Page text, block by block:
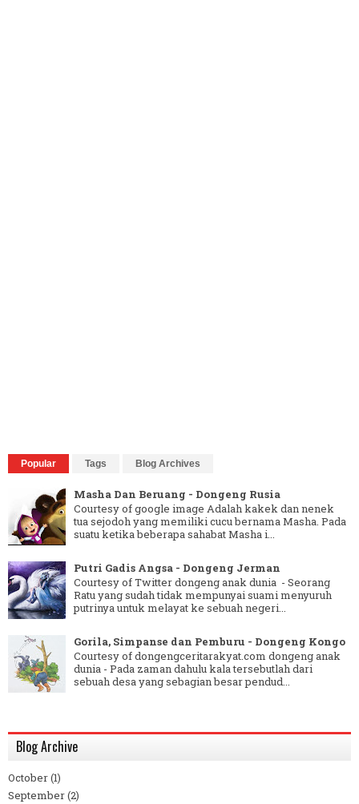
Popular Tags Blog Archives
Masha Dan Beruang - Dongeng Rusia
Courtesy of google image Adalah kakek dan nenek
tua sejodoh yang memiliki cucu bernama Masha. Pada
suatu ketika beberapa sahabat Masha i...
Putri Gadis Angsa - Dongeng Jerman
Courtesy of Twitter dongeng anak dunia - Seorang
Ratu yang sudah tidak mempunyai suami menyuruh
putrinya untuk melayat ke sebuah negeri...
Gorila, Simpanse dan Pemburu - Dongeng Kongo
Courtesy of dongengceritarakyat.com dongeng anak
dunia - Pada zaman dahulu kala tersebutlah dari
sebuah desa yang sebagian besar pendud...
Blog Archive
October(1)
September(2)